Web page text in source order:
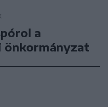
a
önkormányzat